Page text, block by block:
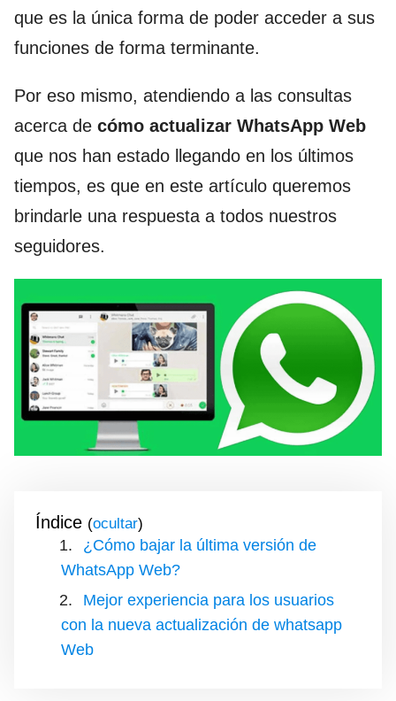
que es la única forma de poder acceder a sus
funciones de forma terminante.
Por eso mismo, atendiendo a las consultas
acerca de cómo actualizar WhatsApp Web
que nos han estado llegando en los últimos
tiempos, es que en este artículo queremos
brindarle una respuesta a todos nuestros
seguidores.
Índice ( )
¿Cómo bajar la última versión de
WhatsApp Web?
Mejor experiencia para los usuarios
con la nueva actualización de whatsapp
Web